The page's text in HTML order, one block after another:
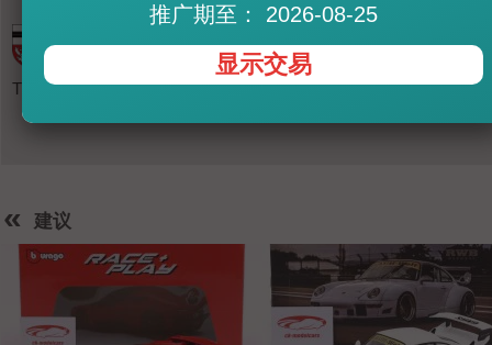
This item is in stock in our shop in Adenau / Eifel.
« 建议
推广期至： 2026-08-25
显示交易